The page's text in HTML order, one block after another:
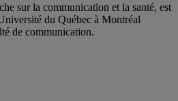
sur la communication et la santé, est
du Québec à Montréal
de communication.